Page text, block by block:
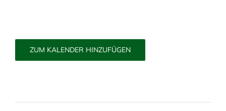
ZUM KALENDER HINZUFÜGEN